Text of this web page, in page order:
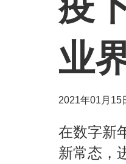
业
2021年01月15
在数字新
新常态，